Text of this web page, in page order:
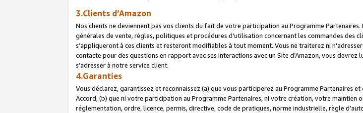
3.Clients d’Amazon
Nos clients ne deviennent pas vos clients du fait de votre participation au Programme
générales de vente, règles, politiques et procédures d’utilisation concernant les commandes des
s’appliqueront à ces clients et resteront modifiables à tout moment. Vous ne traiterez ni
contacte pour des questions en rapport avec ses interactions avec un Site d’Amazon, vous
s’adresser à notre service client.
4.Garanties
Vous déclarez, garantissez et reconnaissez (a) que vous participerez au Programme Partenaires
Accord, (b) que ni votre participation au Programme Partenaires, ni votre création, votre
réglementation, ordre, licence, permis, directive, code de pratiques, norme industrielle, règle